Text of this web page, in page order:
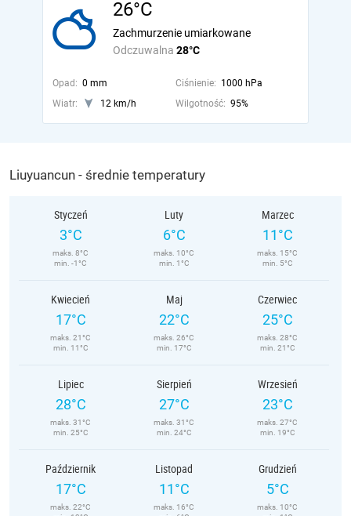
26°C
Odczuwalna 28°C
Zachmurzenie umiarkowane
Opad: 0 mm Ciśnienie: 1000 hPa
Wiatr:
12 km/h Wilgotność: 95%
Liuyuancun - średnie temperatury
Styczeń
3°C
maks. 8°C
min. -1°C
Luty
6°C
maks. 10°C
min. 1°C
Marzec
11°C
maks. 15°C
min. 5°C
Kwiecień
17°C
maks. 21°C
min. 11°C
Maj
22°C
maks. 26°C
min. 17°C
Czerwiec
25°C
maks. 28°C
min. 21°C
Lipiec
28°C
maks. 31°C
min. 25°C
Sierpień
27°C
maks. 31°C
min. 24°C
Wrzesień
23°C
maks. 27°C
min. 19°C
Październik
17°C
maks. 22°C
Listopad
11°C
maks. 16°C
Grudzień
5°C
maks. 10°C